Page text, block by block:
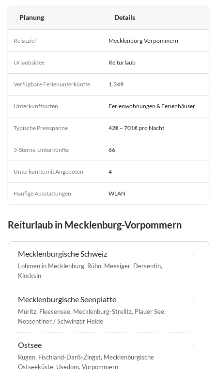
Planung Details
Reiseziel Mecklenburg-Vorpommern
Urlaubsidee Reiturlaub
Verfügbare Ferienunterkünfte 1.349
Unterkunftsarten Ferienwohnungen & Ferienhäuser
Typische Preisspanne 42€ – 701€ pro Nacht
5-Sterne-Unterkünfte 66
Unterkünfte mit Angeboten 4
Häufige Ausstattungen WLAN
Reiturlaub in Mecklenburg-Vorpommern
Mecklenburgische Schweiz
Lohmen in Mecklenburg, Rühn, Meesiger, Dersentin,
Klocksin
Mecklenburgische Seenplatte
Müritz, Fleesensee, Mecklenburg-Strelitz, Plauer See,
Nossentiner / Schwinzer Heide
Ostsee
Rügen, Fischland-Darß-Zingst, Mecklenburgische
Ostseeküste, Usedom, Vorpommern